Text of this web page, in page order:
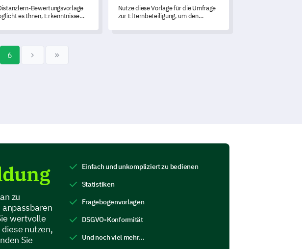
Bewertungsvorlage
es Ihnen, Erkenntnisse
Programms zu gewinnen
zu messen.
Nutze diese Vorlage für die Umfrage
zur Elternbeteiligung, um den
ihres Kindes zu verstehen und zu
6
zu
wertvolle
nutzen,
Sie
Einfach und unkompliziert zu bedienen
Statistiken
Fragebogenvorlagen
DSGVO-Konformität
Und noch viel mehr…